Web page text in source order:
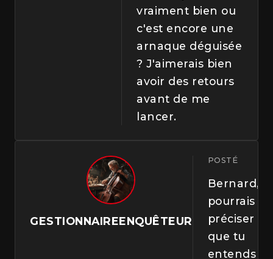
vraiment bien ou
c'est encore une
arnaque déguisée
? J'aimerais bien
avoir des retours
avant de me
lancer.
GESTIONNAIREENQUÊTEUR
POSTÉ
Bernard,
pourrais
préciser ce
que tu
entends